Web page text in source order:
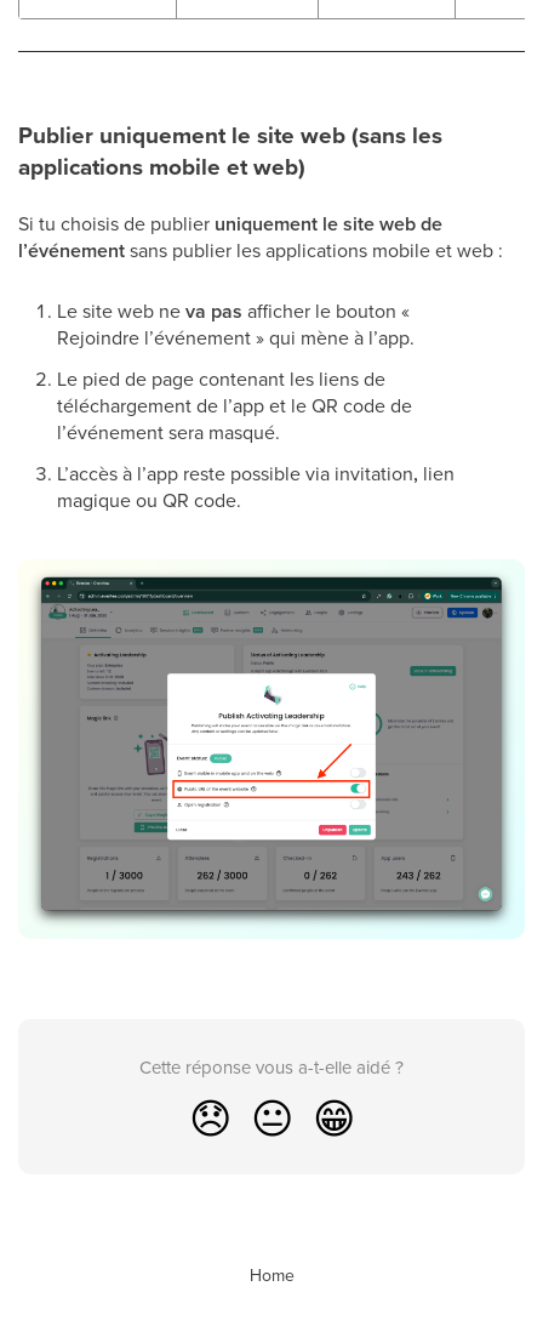
Publier uniquement le site web (sans les
applications mobile et web)
Si tu choisis de publier uniquement le site web de
l’événementsans publier les applications mobile et web :
Le site web neva pas afficher le bouton «
Rejoindre l’événement » qui mène à l’app.
Le pied de page contenant les liens de
téléchargement de l’app et le QR code de
l’événement sera masqué.
L’accès à l’app reste possible via invitation, lien
magique ou QR code.
Cette réponse vous a-t-elle aidé ?
😞 😐 😁
Home